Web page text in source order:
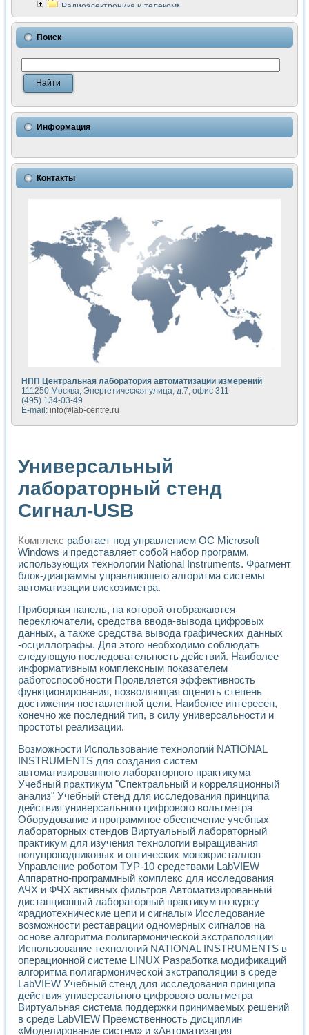
Радиоэлектроника и телекоммуникации
LabVIEW в расчетах радиолиний систем передачи данных
Аппаратно-программный комплекс для исследования
Виртуальный лабораторный стенд для исследования
Измерение шумовых параметров операционных
Измерительный преобразователь на основе цифровой
Использование NI LabVIEW для математического
Исследовние возможности создания измерителя ВАХ
Математическое моделирование генератора сигналов -
Применение осциллографического модуля с высоким
Симуляция отклика импульсного радиолокационного
Автоматизация формирования уравнений состояния для
Разработка автоматизированного стенда для измерения
Применение среды LabVIEW для построения картины
Портативная система для определения показателей
Использование LabVIEW для управления источником
Устройство для снятия вольт-амперных характеристик
Передовые научные технологии: нано-, фемто-,
Автоматизированная установка по измерению временных
Автоматизированный лабораторный комплекс на базе
Визуализация моделирования и оптимизации тепловой
Виртуальный прибор для исследования функциональных
Исследование возможности создания экономичного
Исследование кинетики движения макрочастиц в
Метод прогнозирования свойств дисперсных продуктов
Недорогая система управления сверхпроводящим
Применение технологий NI в курсе экспериментальной
Расчет переноса аэрозоля и выпадения осадка в
Применение NI VISION для геометрического анализа в
Система температурной стабилизации
Управление движением с помощью программно -
Определение параметров всплывающих газовых
Система управления асинхронным тиристорным
Применение средств NATIONAL INSTRUMENTS для
Разработка автоматизированного стенда для
Автоматизированный стенд рентгеновской диагностики
Высокочувствительные оптоэлектронные
Исследование кинетики зарождения и развития
Лабораторный электрический импедансный томограф на
Микрозондовая система для характеризации
Метод траекторий в исследовании
Промышленная автоматизация
Автоматизация технологических процессов получения
Использование систем технического зрения для контроля
Исследование электромагнитных переходных процессов
Применение LabVIEW при разработке обучающих
Разработка виртуальных тренажеров путем
Система сбора данных и управления процессом
Управление температурой газовой среды специальной
Разработка программного обеспечения с
Использование технологий NATIONAL INSTRUMENTS
Оборудование для промышленной термотрансферной
Автоматизация реометрических исследований на базе
Применение измерителя иммитанса для исследова¬ния
Исследование электромагнитных переходных процессов
Стенд для исследования электрических переходных
Автоматизация контроля сварных швов на базе
Измерительный контроль с применением
Моделирование надежности и эффективности систем
Лабораторные практикумы и учебные стенды
Автоматизация лабораторного стенда по измерению
Автоматизированные лабораторные комплексы для
Виртуальный прибор для исследования нелинейных
Использование виртуальных приборов в процесе
Использование программ ELECTRONICS WORKBENCH-
Лабораторный практикум по дисциплине «Цифровые
Лабораторный практикум по ИНС на основе LabVIEW
Лабораторный практикум по основам теории коммутации
Опыт использования NI LabVIEW для создания
Поиск
Информация
Контакты
НПП Центральная лаборатория автоматизации измерений
111250 Москва, Энергетическая улица, д.7, офис 311
(495) 134-03-49
E-mail: info@lab-centre.ru
Универсальный
лабораторный стенд
Сигнал-USB
Комплекс работает под управлением ОС Microsoft
Windows и представляет собой набор программ,
использующих технологии National Instruments. Фрагмент
блок-диаграммы управляющего алгоритма системы
автоматизации вискозиметра.
Приборная панель, на которой отображаются
переключатели, средства ввода-вывода цифровых
данных, а также средства вывода графических данных
-осциллографы. Для этого необходимо соблюдать
следующую последовательность действий. Наиболее
информативным комплексным показателем
работоспособности Проявляется эффективность
функционирования, позволяющая оценить степень
достижения поставленной цели. Наиболее интересен,
конечно же последний тип, в силу универсальности и
простоты реализации.
Возможности Использование технологий NATIONAL
INSTRUMENTS для создания систем
автоматизированного лабораторного практикума
Учебный практикум "Спектральный и корреляционный
анализ" Учебный стенд для исследования принципа
действия универсального цифрового вольтметра
Оборудование и программное обеспечение учебных
лабораторных стендов Виртуальный лабораторный
практикум для изучения технологии выращивания
полупроводниковых и оптических монокристаллов
Управление роботом ТУР-10 средствами LabVIEW
Аппаратно-программный комплекс для исследования
АЧХ и ФЧХ активных фильтров Автоматизированный
дистанционный лабораторный практикум по курсу
«радиотехнические цепи и сигналы» Исследование
возможности реставрации одномерных сигналов на
основе алгоритма полигармонической экстраполяции
Использование технологий NATIONAL INSTRUMENTS в
операционной системе LINUX Разработка модификаций
алгоритма полигармонической экстраполяции в среде
LabVIEW Учебный стенд для исследования принципа
действия универсального цифрового вольтметра
Виртуальная система поддержки принимаемых решений
в среде LabVIEW Преемственность дисциплин
«Моделирование систем» и «Автоматизация